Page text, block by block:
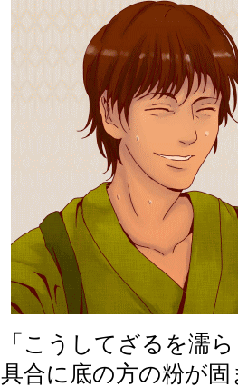
「こうしてざるを濡
具合に底の方の粉が